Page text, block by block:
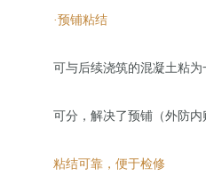
·预铺粘结
可与后续浇筑的混凝土粘
可分，解决了预铺（外防内
粘结可靠，便于检修